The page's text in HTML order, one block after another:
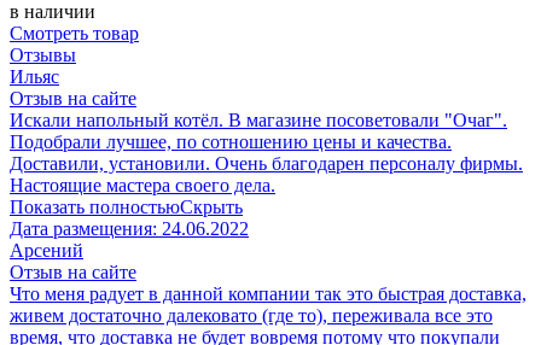
в наличии
Смотреть товар
Отзывы
Ильяс
Отзыв на сайте
Искали напольный котёл. В магазине посоветовали "Очаг".
Подобрали лучшее, по сотношению цены и качества.
Доставили, установили. Очень благодарен персоналу фирмы.
Настоящие мастера своего дела.
Показать полностьюСкрыть
Дата размещения: 24.06.2022
Арсений
Отзыв на сайте
Что меня радует в данной компании так это быстрая доставка,
живем достаточно далековато (где то), переживала все это
время, что доставка не будет вовремя потому что покупали